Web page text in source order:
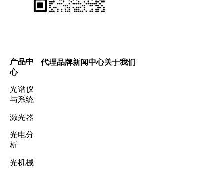
产品中
心
光谱仪
与系统
激光器
光电分
析
光机械
代理品牌新闻中心关于我们